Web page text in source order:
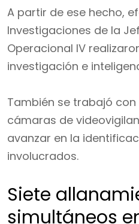
A partir de ese hecho,
Investigaciones de la
Operacional IV
investigación e
También se trabajó
cámaras de
avanzar en la
involucrados.
Siete
simultáneos